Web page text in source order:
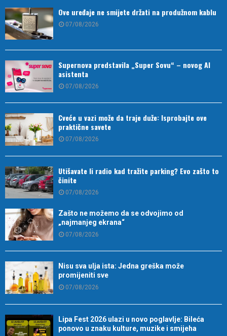
Ove uređaje ne smijete držati na produžnom kablu
07/08/2026
Supernova predstavila „Super Sovu“ – novog AI
asistenta
07/08/2026
Cveće u vazi može da traje duže: Isprobajte ove
praktične savete
07/08/2026
Utišavate li radio kad tražite parking? Evo zašto to
činite
07/08/2026
Zašto ne možemo da se odvojimo od
„najmanjeg ekrana“
07/08/2026
Nisu sva ulja ista: Jedna greška može
promijeniti sve
07/08/2026
Lipa Fest 2026 ulazi u novo poglavlje: Bileća
ponovo u znaku kulture, muzike i smijeha